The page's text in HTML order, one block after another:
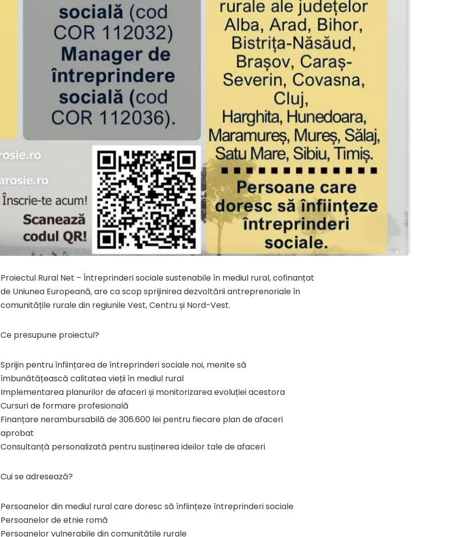
Proiectul Rural Net – Întreprinderi sociale sustenabile în mediul rural, cofinanțat
de Uniunea Europeană, are ca scop sprijinirea dezvoltării antreprenoriale în
comunitățile rurale din regiunile Vest, Centru și Nord-Vest.
Ce presupune proiectul?
Sprijin pentru înființarea de întreprinderi sociale noi, menite să
îmbunătățească calitatea vieții în mediul rural
Implementarea planurilor de afaceri și monitorizarea evoluției acestora
Cursuri de formare profesională
Finanțare nerambursabilă de 306.600 lei pentru fiecare plan de afaceri
aprobat
Consultanță personalizată pentru susținerea ideilor tale de afaceri
Cui se adresează?
Persoanelor din mediul rural care doresc să înființeze întreprinderi sociale
Persoanelor de etnie romă
Persoanelor vulnerabile din comunitățile rurale